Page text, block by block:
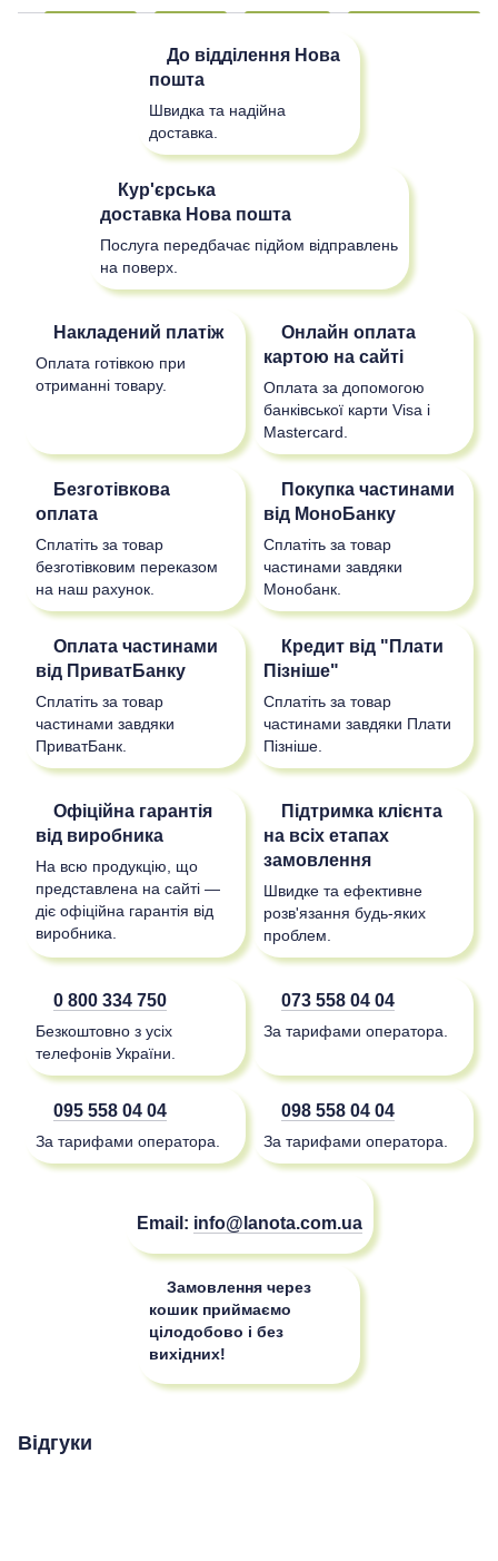
До відділення Нова
пошта
Швидка та надійна
доставка.
Кур'єрська
доставка Нова пошта
Послуга передбачає підйом відправлень
на поверх.
Накладений платіж
Оплата готівкою при
отриманні товару.
Онлайн оплата
картою на сайті
Оплата за допомогою
банківської карти Visa і
Mastercard.
Безготівкова
оплата
Сплатіть за товар
безготівковим переказом
на наш рахунок.
Покупка частинами
від МоноБанку
Сплатіть за товар
частинами завдяки
Монобанк.
Оплата частинами
від ПриватБанку
Сплатіть за товар
частинами завдяки
ПриватБанк.
Кредит від "Плати
Пізніше"
Сплатіть за товар
частинами завдяки Плати
Пізніше.
Офіційна гарантія
від виробника
На всю продукцію, що
представлена на сайті —
діє офіційна гарантія від
виробника.
Підтримка клієнта
на всіх етапах
замовлення
Швидке та ефективне
розв'язання будь-яких
проблем.
0 800 334 750
Безкоштовно з усіх
телефонів України.
073 558 04 04
За тарифами оператора.
095 558 04 04
За тарифами оператора.
098 558 04 04
За тарифами оператора.
Email: info@lanota.com.ua
Замовлення через
кошик приймаємо
цілодобово і без
вихідних!
Відгуки